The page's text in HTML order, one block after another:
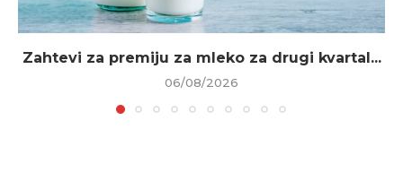
Zahtevi za premiju za mleko za drugi kvartal...
06/08/2026